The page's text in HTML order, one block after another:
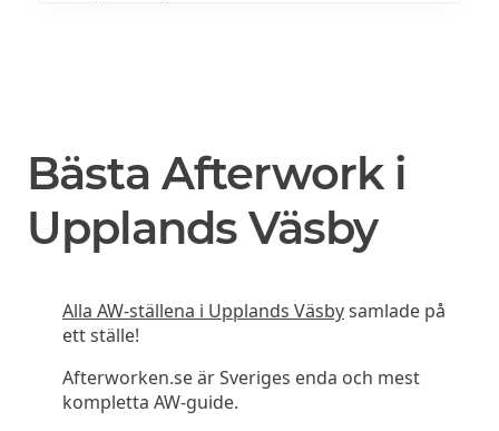
Bästa Afterwork i
Upplands Väsby
Alla AW-ställena i Upplands Väsbysamlade på
ett ställe!
Afterworken.se är Sveriges enda och mest
kompletta AW-guide.